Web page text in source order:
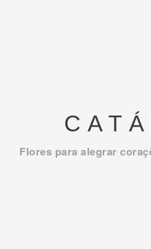
Flores para alegrar